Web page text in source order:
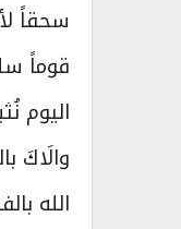
سحقاً
قوماً
اليوم
والَاكَ
الله